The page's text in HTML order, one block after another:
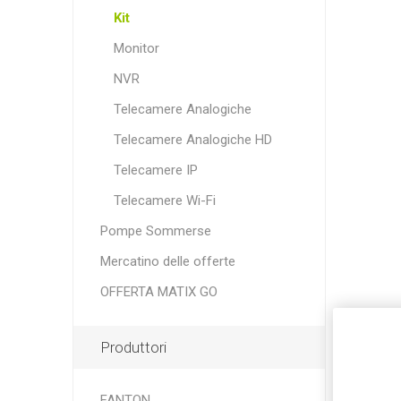
Kit
Monitor
NVR
Telecamere Analogiche
Telecamere Analogiche HD
Telecamere IP
Telecamere Wi-Fi
Pompe Sommerse
Mercatino delle offerte
OFFERTA MATIX GO
Produttori